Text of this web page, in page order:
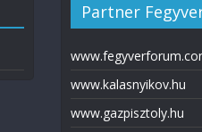
Partner
www.kalasnyikov.hu
www.gazpisztoly.hu